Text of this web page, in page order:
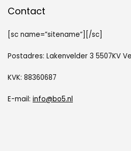
Contact
[sc name=”sitename”][/sc]
Postadres: Lakenvelder 3 5507KV
KVK: 88360687
E-mail: info@bo5.nl